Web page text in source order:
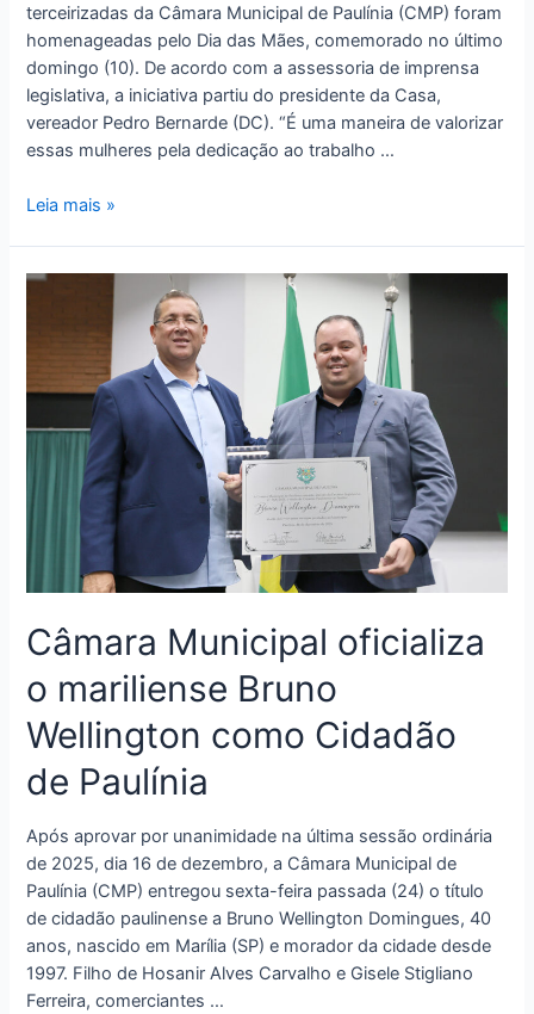
terceirizadas da Câmara Municipal de Paulínia (CMP) foram
homenageadas pelo Dia das Mães, comemorado no último
domingo (10). De acordo com a assessoria de imprensa
legislativa, a iniciativa partiu do presidente da Casa,
vereador Pedro Bernarde (DC). “É uma maneira de valorizar
essas mulheres pela dedicação ao trabalho …
Leia mais »
Câmara Municipal oficializa
o mariliense Bruno
Wellington como Cidadão
de Paulínia
Após aprovar por unanimidade na última sessão ordinária
de 2025, dia 16 de dezembro, a Câmara Municipal de
Paulínia (CMP) entregou sexta-feira passada (24) o título
de cidadão paulinense a Bruno Wellington Domingues, 40
anos, nascido em Marília (SP) e morador da cidade desde
1997. Filho de Hosanir Alves Carvalho e Gisele Stigliano
Ferreira, comerciantes …